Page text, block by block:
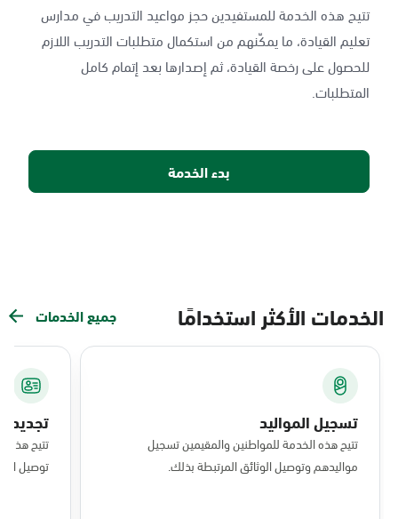
تتيح هذه الخدمة للمستفيدين حجز مواعيد التدريب في مدارس
تعليم القيادة، ما يمكّنهم من استكمال متطلبات التدريب اللازم
للحصول على رخصة القيادة، ثم إصدارها بعد إتمام كامل
المتطلبات.
بدء الخدمة
الخدمات الأكثر استخدامًا جميع الخدمات
تسجيل المواليد
تتيح هذه الخدمة للمواطنين والمقيمين تسجيل
مواليدهم وتوصيل الوثائق المرتبطة بذلك.
تجديد
تتيح هذه
توصيل